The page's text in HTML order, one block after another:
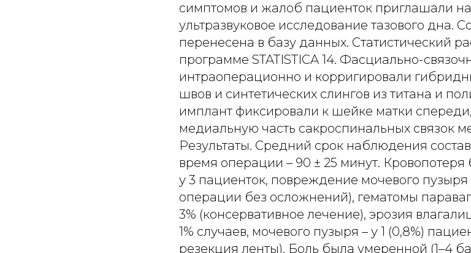
симптомов и жалоб пациенток приглашали
ультразвуковое исследование тазового дна.
перенесена в базу данных. Статистический
программе STATISTICA 14. Фасциально-
интраоперационно и корригировали
швов и синтетических слингов из титана и
имплант фиксировали к шейке матки
медиальную часть сакроспинальных связок
Результаты. Средний срок наблюдения
время операции – 90 ± 25 минут.
у 3 пациенток, повреждение мочевого пузыря
операции без осложнений), гематомы
3% (консервативное лечение), эрозия
1% случаев, мочевого пузыря – у 1 (0,8%)
резекция ленты). Боль была умеренной (1–4